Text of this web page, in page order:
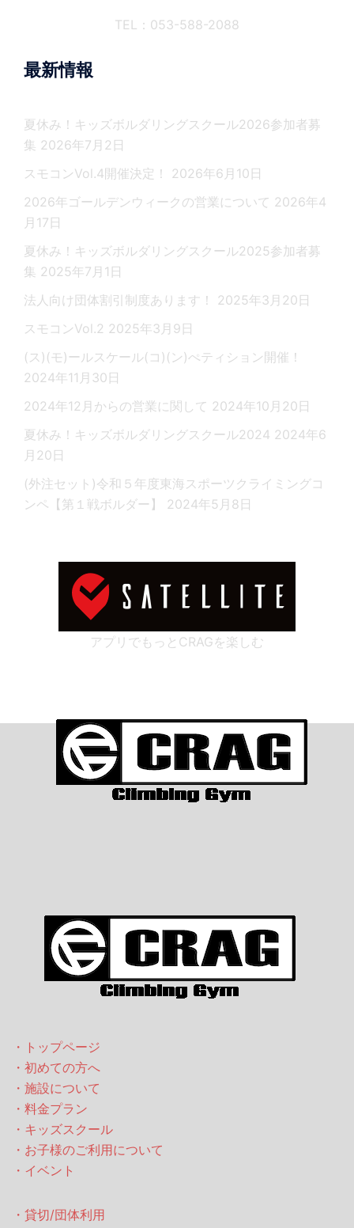
TEL：053-588-2088
最新情報
夏休み！キッズボルダリングスクール2026参加者募
集 2026年7月2日
スモコンVol.4開催決定！
2026年6月10日
2026年ゴールデンウィークの営業について 2026年4
月17日
夏休み！キッズボルダリングスクール2025参加者募
集 2025年7月1日
法人向け団体割引制度あります！
2025年3月20日
スモコンVol.2 2025年3月9日
(ス)(モ)ールスケール(コ)(ン)ぺティション開催！
2024年11月30日
2024年12月からの営業に関して 2024年10月20日
夏休み！キッズボルダリングスクール2024 2024年6
月20日
(外注セット)令和５年度東海スポーツクライミングコ
ンペ【第１戦ボルダー】
2024年5月8日
アプリでもっとCRAGを楽しむ
・トップページ
・初めての方へ
・施設について
・料金プラン
・キッズスクール
・お子様のご利用について
・イベント
・貸切/団体利用